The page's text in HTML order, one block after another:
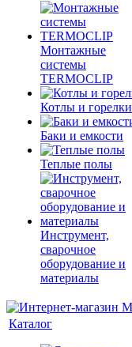
Монтажные
системы
TERMOCLIP
Котлы и горелки
Баки и емкости
Теплые полы
Инструмент,
сварочное
оборудование и
материалы
Каталог